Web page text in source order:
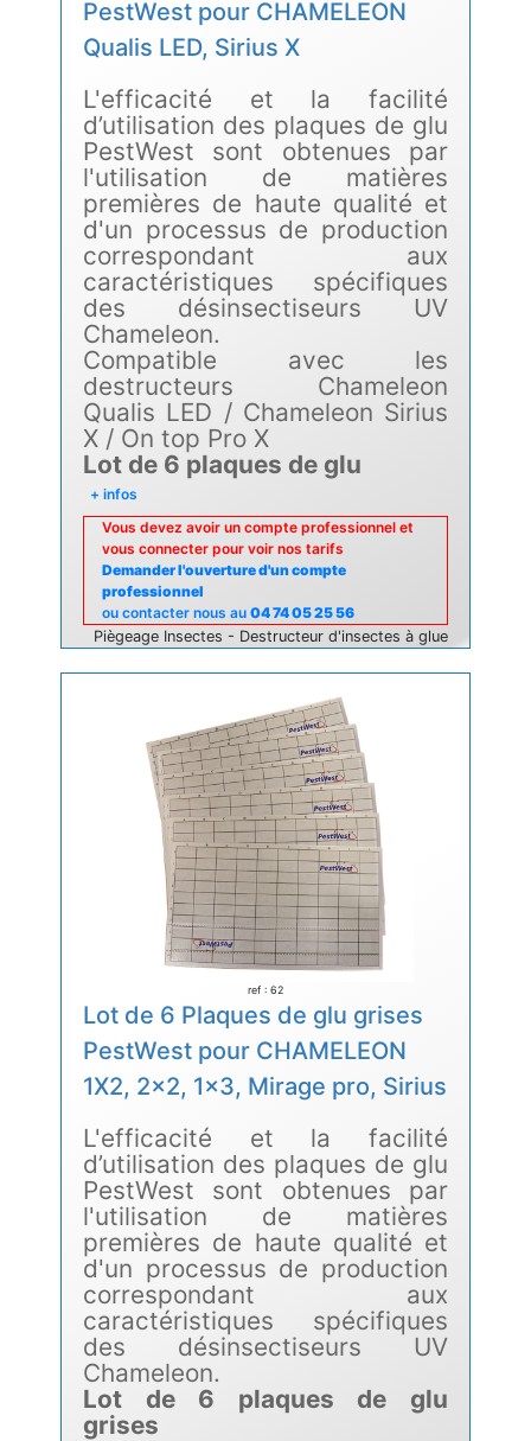
PestWest pour CHAMELEON
Qualis LED, Sirius X
L'efficacité et la facilité
d’utilisation des plaques de glu
PestWest sont obtenues par
l'utilisation de matières
premières de haute qualité et
d'un processus de production
correspondant aux
caractéristiques spécifiques
des désinsectiseurs UV
Chameleon.
Compatible avec les
destructeurs Chameleon
Qualis LED / Chameleon Sirius
X / On top Pro X
Lot de 6 plaques de glu
+ infos
Vous devez avoir un compte professionnel et
vous connecter pour voir nos tarifs
Demander l'ouverture d'un compte
professionnel
ou contacter nous au 04 74 05 25 56
Piègeage Insectes - Destructeur d'insectes à glue
ref : 62
Lot de 6 Plaques de glu grises
PestWest pour CHAMELEON
1X2, 2x2, 1x3, Mirage pro, Sirius
L'efficacité et la facilité
d’utilisation des plaques de glu
PestWest sont obtenues par
l'utilisation de matières
premières de haute qualité et
d'un processus de production
correspondant aux
caractéristiques spécifiques
des désinsectiseurs UV
Chameleon.
Lot de 6 plaques de glu
grises